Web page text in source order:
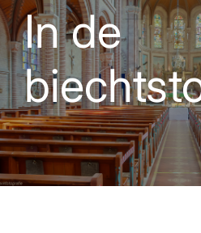
In de